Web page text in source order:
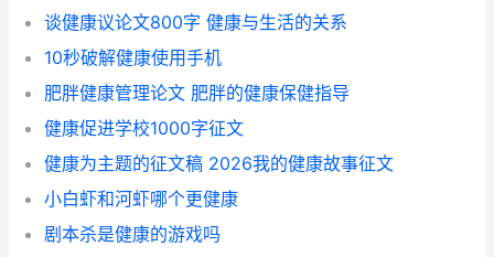
谈健康议论文800字 健康与生活的关系
10秒破解健康使用手机
肥胖健康管理论文 肥胖的健康保健指导
健康促进学校1000字征文
健康为主题的征文稿 2026我的健康故事征文
小白虾和河虾哪个更健康
剧本杀是健康的游戏吗